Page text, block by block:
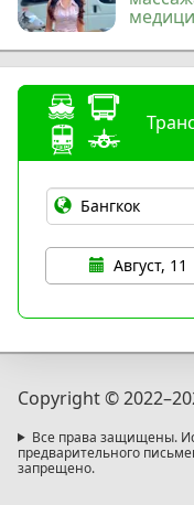
Август, 11
Copyright © 2022
Все права защищены.
предварительного
запрещено.